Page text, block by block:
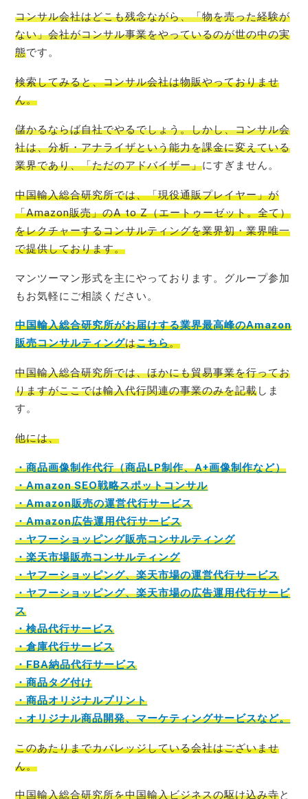
コンサル会社はどこも残念ながら、「物を売った経験が
ない」会社がコンサル事業をやっているのが世の中の実
態です。
検索してみると、コンサル会社は物販やっておりませ
ん。
儲かるならば自社でやるでしょう。しかし、コンサル会
社は、分析・アナライザという能力を課金に変えている
業界であり、「ただのアドバイザー」にすぎません。
中国輸入総合研究所では、「現役通販プレイヤー」が
「Amazon販売」のA to Z（エートゥーゼット。全て）
をレクチャーするコンサルティングを業界初・業界唯一
で提供しております。
マンツーマン形式を主にやっております。グループ参加
もお気軽にご相談ください。
中国輸入総合研究所がお届けする業界最高峰のAmazon
販売コンサルティングはこちら。
中国輸入総合研究所では、ほかにも貿易事業を行ってお
りますがここでは輸入代行関連の事業のみを記載しま
す。
他には、
・商品画像制作代行（商品LP制作、A+画像制作など）
・Amazon SEO戦略スポットコンサル
・Amazon販売の運営代行サービス
・Amazon広告運用代行サービス
・ヤフーショッピング販売コンサルティング
・楽天市場販売コンサルティング
・ヤフーショッピング、楽天市場の運営代行サービス
・ヤフーショッピング、楽天市場の広告運用代行サービ
ス
・検品代行サービス
・倉庫代行サービス
・FBA納品代行サービス
・商品タグ付け
・商品オリジナルプリント
・オリジナル商品開発、マーケティングサービスなど。
このあたりまでカバレッジしている会社はございませ
ん。
中国輸入総合研究所を中国輸入ビジネスの駆け込み寺と